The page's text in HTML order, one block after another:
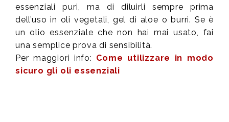
essenziali puri, ma di diluirli sempre prima
dell’uso in oli vegetali, gel di aloe o burri. Se è
un olio essenziale che non hai mai usato, fai
una semplice prova di sensibilità.
Per maggiori info: Come utilizzare in modo
sicuro gli oli essenziali